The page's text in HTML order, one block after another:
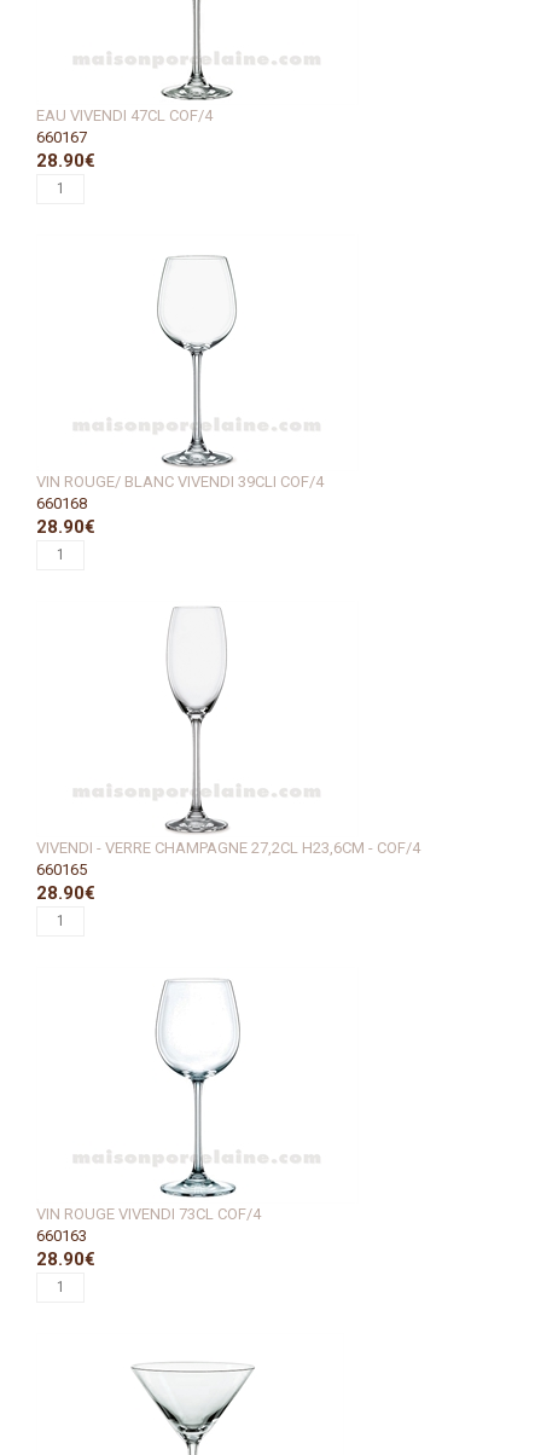
EAU VIVENDI 47CL COF/4
660167
28.90€
VIN ROUGE/ BLANC VIVENDI 39CLI COF/4
660168
28.90€
VIVENDI - VERRE CHAMPAGNE 27,2CL H23,6CM - COF/4
660165
28.90€
VIN ROUGE VIVENDI 73CL COF/4
660163
28.90€